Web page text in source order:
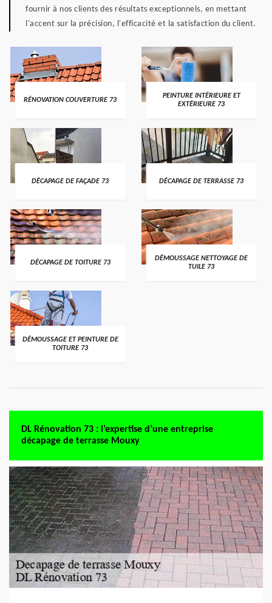
fournir à nos clients des résultats exceptionnels, en mettant
l'accent sur la précision, l'efficacité et la satisfaction du client.
RÉNOVATION COUVERTURE 73
PEINTURE INTÉRIEURE ET
EXTÉRIEURE 73
DÉCAPAGE DE FAÇADE 73 DÉCAPAGE DE TERRASSE 73
DÉCAPAGE DE TOITURE 73
DÉMOUSSAGE NETTOYAGE DE
TUILE 73
DÉMOUSSAGE ET PEINTURE DE
TOITURE 73
DL Rénovation 73 : l’expertise d’une entreprise
décapage de terrasse Mouxy